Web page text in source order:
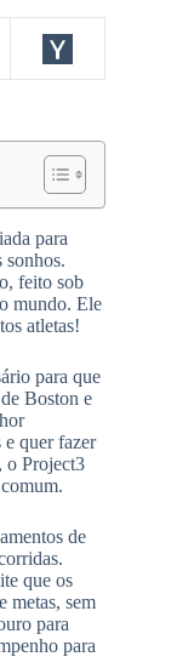
para
sonhos.
feito sob
mundo. Ele
atletas!
para que
Boston e
e quer fazer
o Project3
de
que os
metas, sem
para
para